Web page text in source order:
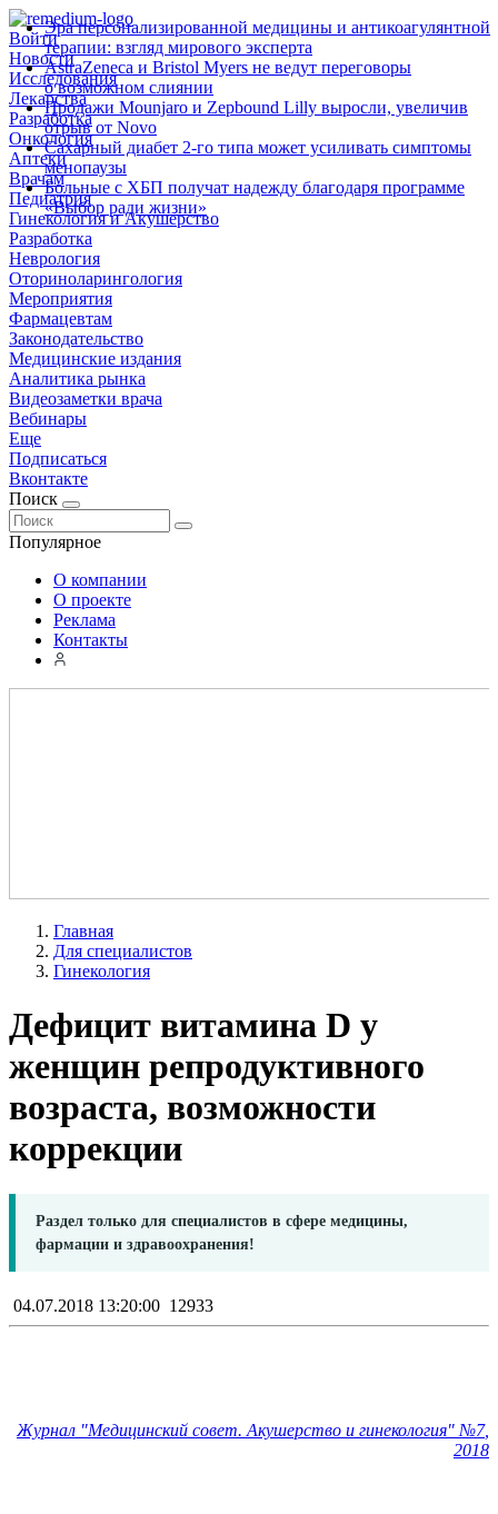
Войти
Новости
Исследования
Лекарства
Разработка
Онкология
Аптеки
Врачам
Педиатрия
Гинекология и Акушерство
Разработка
Неврология
Оториноларингология
Мероприятия
Фармацевтам
Законодательство
Медицинские издания
Аналитика рынка
Видеозаметки врача
Вебинары
Еще
Подписаться
Вконтакте
Поиск
Популярное
Эра персонализированной медицины и антикоагулянтной
терапии: взгляд мирового эксперта
AstraZeneca и Bristol Myers не ведут переговоры
о возможном слиянии
Продажи Mounjaro и Zepbound Lilly выросли, увеличив
отрыв от Novo
Сахарный диабет 2‑го типа может усиливать симптомы
менопаузы
Больные с ХБП получат надежду благодаря программе
«Выбор ради жизни»
О компании
О проекте
Реклама
Контакты
Главная
Для специалистов
Гинекология
Дефицит витамина D у
женщин репродуктивного
возраста, возможности
коррекции
Раздел только для специалистов в сфере медицины,
фармации и здравоохранения!
04.07.2018 13:20:00 12933
Журнал "Медицинский совет. Акушерство и гинекология" №7,
2018